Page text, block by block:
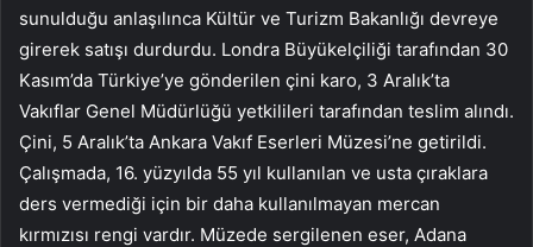
sunulduğu anlaşılınca Kültür ve Turizm Bakanlığı devreye
girerek satışı durdurdu. Londra Büyükelçiliği tarafından 30
Kasım’da Türkiye’ye gönderilen çini karo, 3 Aralık’ta
Vakıflar Genel Müdürlüğü yetkilileri tarafından teslim alındı.
Çini, 5 Aralık’ta Ankara Vakıf Eserleri Müzesi’ne getirildi.
Çalışmada, 16. yüzyılda 55 yıl kullanılan ve usta çıraklara
ders vermediği için bir daha kullanılmayan mercan
kırmızısı rengi vardır. Müzede sergilenen eser, Adana